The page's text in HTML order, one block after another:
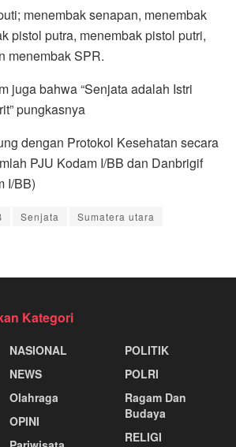
menembak senapan, menembak
pistol putra, menembak pistol putri,
menembak SPR.
juga bahwa “Senjata adalah Istri
pungkasnya
dengan Protokol Kesehatan secara
PJU Kodam I/BB dan Danbrigif
I/BB)
Senjata Sumatera utara
Kategori
NASIONAL
NEWS
Olahraga
OPINI
POLITIK
POLRI
Ragam Dan
Budaya
RELIGI